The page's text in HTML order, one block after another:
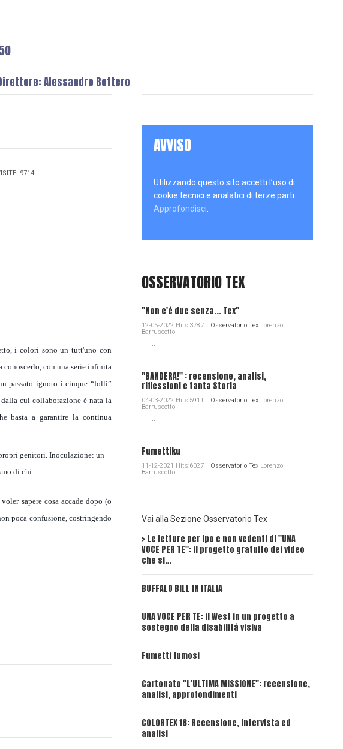
Alessandro Bottero
9714
i colori sono un tutt'uno con
conoscerlo, con una serie infinita
passato ignoto i cinque “folli”
cui collaborazione è nata la
basta a garantire la continua
genitori. Inoculazione: un
di chi...
sapere cosa accade dopo (o
poca confusione, costringendo
AVVISO
Utilizzando questo sito accetti l’uso di
cookie tecnici e analatici di terze parti.
Approfondisci
OSSERVATORIO TEX
"Non c'è due senza... Tex"
12-05-2022 Hits:3787 Osservatorio TexLorenzo
Barruscotto
...
"BANDERA!" : recensione, analisi,
riflessioni e tanta Storia
04-03-2022 Hits:5911 Osservatorio TexLorenzo
Barruscotto
...
Fumettiku
11-12-2021 Hits:6027 Osservatorio TexLorenzo
Barruscotto
...
Vai alla Sezione Osservatorio Tex
> Le letture per ipo e non vedenti di "UNA
VOCE PER TE": il progetto gratuito dei video
che si…
BUFFALO BILL IN ITALIA
UNA VOCE PER TE: il West in un progetto a
sostegno della disabilità visiva
Fumetti fumosi
Cartonato "L'ULTIMA MISSIONE": recensione,
analisi, approfondimenti
COLORTEX 18: Recensione, intervista ed
analisi
UNA
UNA
UNA
UNA